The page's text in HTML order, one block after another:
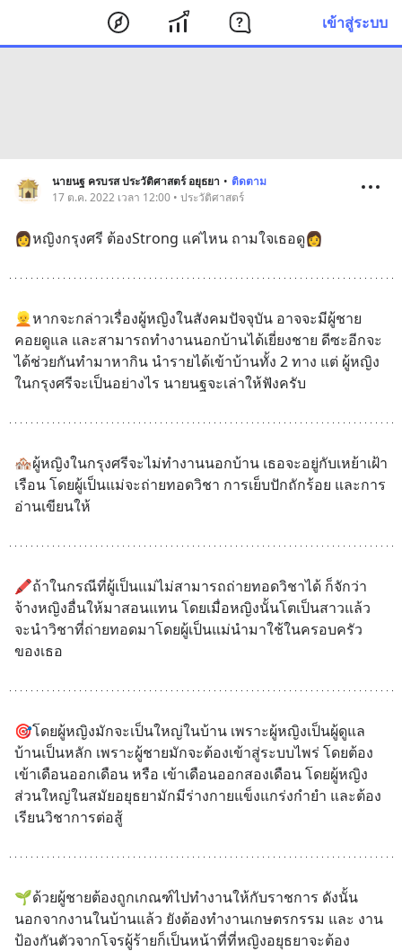
เข้าสู่ระบบ
นายนฐ ครบรส ประวัติศาสตร์ อยุธยา • ติดตาม
17 ต.ค. 2022 เวลา 12:00 • ประวัติศาสตร์
👩หญิงกรุงศรี ต้องStrong แค่ไหน ถามใจเธอดู👩
👱หากจะกล่าวเรื่องผู้หญิงในสังคมปัจจุบัน อาจจะมีผู้ชาย
คอยดูแล และสามารถทำงานนอกบ้านได้เยี่ยงชาย ดีซะอีกจะ
ได้ช่วยกันทำมาหากิน นำรายได้เข้าบ้านทั้ง 2 ทาง แต่ ผู้หญิง
ในกรุงศรีจะเป็นอย่างไร นายนฐจะเล่าให้ฟังครับ
🏘ผู้หญิงในกรุงศรีจะไม่ทำงานนอกบ้าน เธอจะอยู่กับเหย้าเฝ้า
เรือน โดยผู้เป็นแม่จะถ่ายทอดวิชา การเย็บปักถักร้อย และการ
อ่านเขียนให้
🖍ถ้าในกรณีที่ผู้เป็นแม่ไม่สามารถถ่ายทอดวิชาได้ ก็จักว่า
จ้างหญิงอื่นให้มาสอนแทน โดยเมื่อหญิงนั้นโตเป็นสาวแล้ว
จะนำวิชาที่ถ่ายทอดมาโดยผู้เป็นแม่นำมาใช้ในครอบครัว
ของเธอ
🎯โดยผู้หญิงมักจะเป็นใหญ่ในบ้าน เพราะผู้หญิงเป็นผู้ดูแล
บ้านเป็นหลัก เพราะผู้ชายมักจะต้องเข้าสู่ระบบไพร่ โดยต้อง
เข้าเดือนออกเดือน หรือ เข้าเดือนออกสองเดือน โดยผู้หญิง
ส่วนใหญ่ในสมัยอยุธยามักมีร่างกายแข็งแกร่งกำยำ และต้อง
เรียนวิชาการต่อสู้
🌱ด้วยผู้ชายต้องถูกเกณฑ์ไปทำงานให้กับราชการ ดังนั้น
นอกจากงานในบ้านแล้ว ยังต้องทำงานเกษตรกรรม และ งาน
ป้องกันตัวจากโจรผู้ร้ายก็เป็นหน้าที่ที่หญิงอยุธยาจะต้อง